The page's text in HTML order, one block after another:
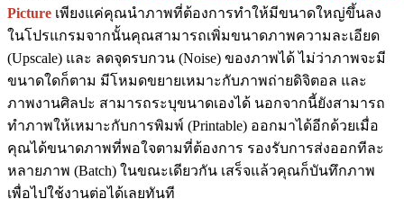
Picture เพียงแค่คุณนำภาพที่ต้องการทำให้มีขนาดใหญ่ขึ้นลง
ในโปรแกรมจากนั้นคุณสามารถเพิ่มขนาดภาพความละเอียด
(Upscale) และ ลดจุดรบกวน (Noise) ของภาพได้ ไม่ว่าภาพจะมี
ขนาดใดก็ตาม มีโหมดขยายเหมาะกับภาพถ่ายดิจิตอล และ
ภาพงานศิลปะ สามารถระบุขนาดเองได้ นอกจากนี้ยังสามารถ
ทำภาพให้เหมาะกับการพิมพ์ (Printable) ออกมาได้อีกด้วยเมื่อ
คุณได้ขนาดภาพที่พอใจตามที่ต้องการ รองรับการส่งออกทีละ
หลายภาพ (Batch) ในขณะเดียวกัน เสร็จแล้วคุณก็บันทึกภาพ
เพื่อไปใช้งานต่อได้เลยทันที